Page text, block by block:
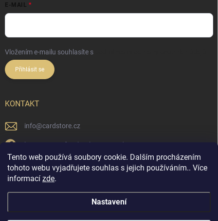
Tento web používá soubory cookie. Dalším procházením
tohoto webu vyjadřujete souhlas s jejich používáním.. Více
informací zde.
Nastavení
E-MAIL
Vložením e-mailu souhlasíte s
Přihlásit se
KONTAKT
info@cardstore.cz
https://www.facebook.com/cardstorecz
cardstore.cz/
@cardstore.cz/